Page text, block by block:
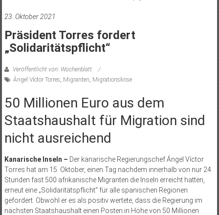
23. Oktober 2021
Präsident Torres fordert
„Solidaritätspflicht“
Veröffentlicht von: Wochenblatt
Ángel Víctor Torres, Migranten, Migrationskrise
50 Millionen Euro aus dem
Staatshaushalt für Migration sind
nicht ausreichend
Kanarische Inseln – Der kanarische Regierungschef Ángel Víctor
Torres hat am 15. Oktober, einen Tag nachdem innerhalb von nur 24
Stunden fast 500 afrikanische Migranten die Inseln erreicht hatten,
erneut eine „Solidaritätspflicht“ für alle spanischen Regionen
gefordert. Obwohl er es als positiv wertete, dass die Regierung im
nächsten Staatshaushalt einen Posten in Höhe von 50 Millionen